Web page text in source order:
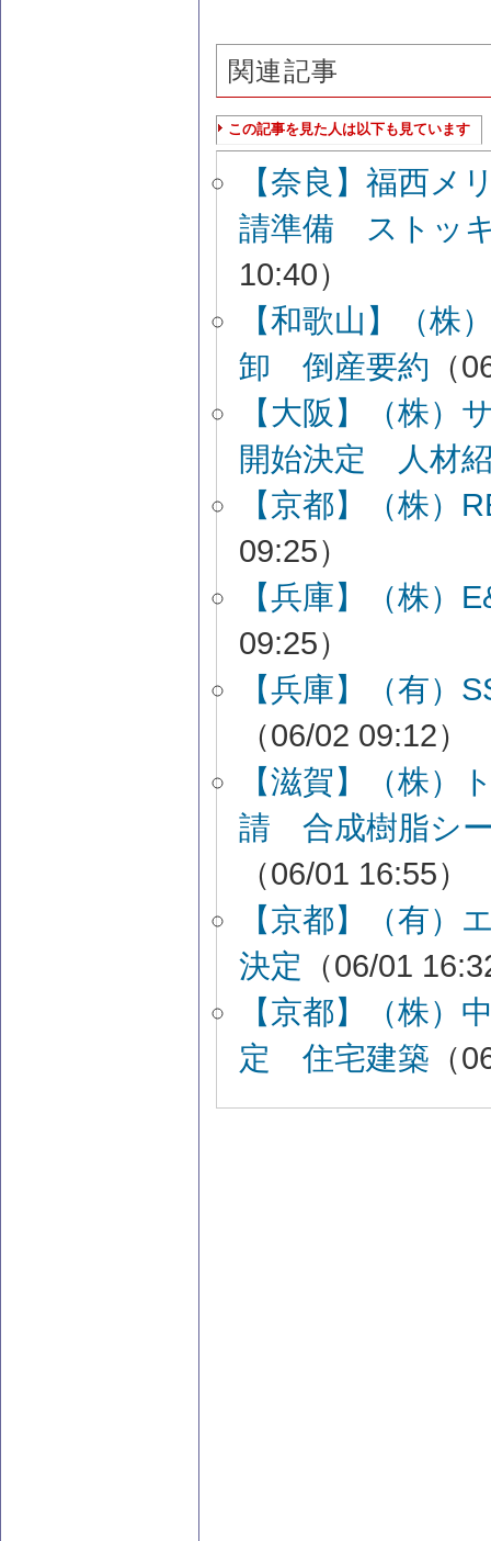
関連記事
この記事を見た人は以下も見ています
【奈良】福西メ
請準備 ストッ
10:40）
【和歌山】（
卸 倒産要約 （
【大阪】（株）
開始決定 人材
【京都】（株）
09:25）
【兵庫】（株）
09:25）
【兵庫】（有）
（06/02 09:12）
【滋賀】（株）
請 合成樹脂シ
（06/01 16:55）
【京都】（有）
決定 （06/01
【京都】（株）
定 住宅建築 （